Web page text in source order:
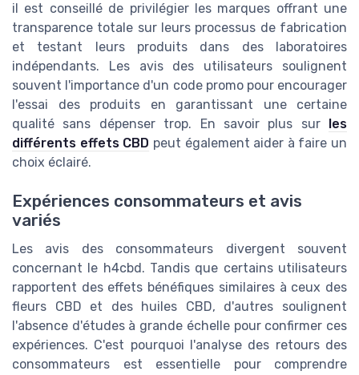
il est conseillé de privilégier les marques offrant une
transparence totale sur leurs processus de fabrication
et testant leurs produits dans des laboratoires
indépendants. Les avis des utilisateurs soulignent
souvent l'importance d'un code promo pour encourager
l'essai des produits en garantissant une certaine
qualité sans dépenser trop. En savoir plus sur les
différents effets CBD peut également aider à faire un
choix éclairé.
Expériences consommateurs et avis
variés
Les avis des consommateurs divergent souvent
concernant le h4cbd. Tandis que certains utilisateurs
rapportent des effets bénéfiques similaires à ceux des
fleurs CBD et des huiles CBD, d'autres soulignent
l'absence d'études à grande échelle pour confirmer ces
expériences. C'est pourquoi l'analyse des retours des
consommateurs est essentielle pour comprendre